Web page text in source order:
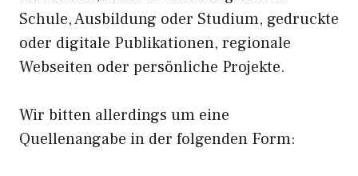
Schule, Ausbildung oder Studium, gedruckte
oder digitale Publikationen, regionale
Webseiten oder persönliche Projekte.
Wir bitten allerdings um eine
Quellenangabe in der folgenden Form: